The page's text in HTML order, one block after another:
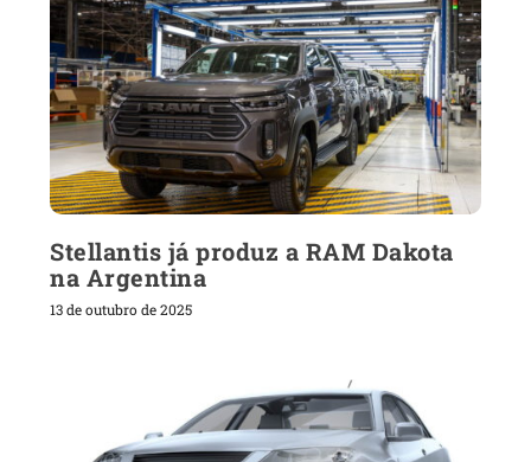
Stellantis já produz a RAM Dakota
na Argentina
13 de outubro de 2025